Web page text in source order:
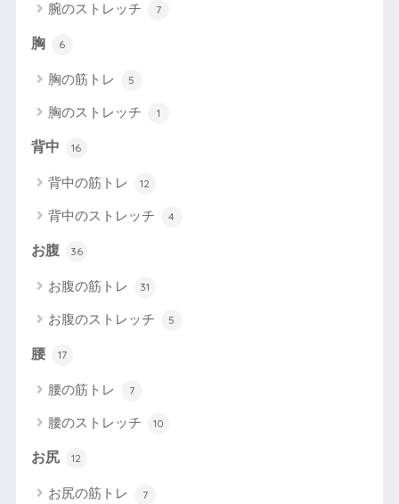
腕のストレッチ 7
胸 6
胸の筋トレ 5
胸のストレッチ 1
背中 16
背中の筋トレ 12
背中のストレッチ 4
お腹 36
お腹の筋トレ 31
お腹のストレッチ 5
腰 17
腰の筋トレ 7
腰のストレッチ 10
お尻 12
お尻の筋トレ 7